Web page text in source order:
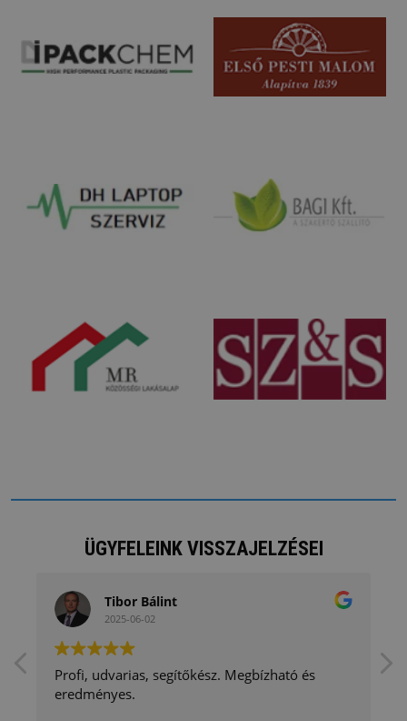
ÜGYFELEINK VISSZAJELZÉSEI
Tibor Bálint
2025-06-02
Profi, udvarias, segítőkész. Megbízható és
eredményes.